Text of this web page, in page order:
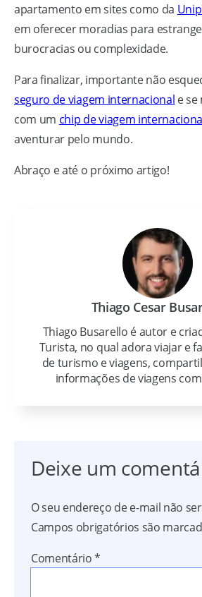
apartamento em sites como da
em oferecer moradias para
burocracias ou complexidade.
Para finalizar, importante não
seguro de viagem internacional e
com um chip de viagem
aventurar pelo mundo.
Abraço e até o próximo artigo!
Thiago Cesar
Thiago Busarello é autor e
Turista, no qual adora viajar e
de turismo e viagens,
informações de viagens
Deixe um
O seu endereço de e-mail não
Campos obrigatórios são
Comentário*